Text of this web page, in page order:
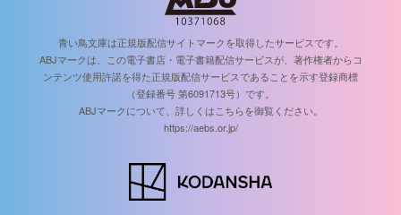
青い鳥文庫は正規版配信サイトマークを取得したサービスです。
ABJマークは、この電子書店・電子書籍配信サービスが、著作権者からコ
ンテンツ使用許諾を得た正規版配信サービスであることを示す登録商標
（登録番号 第6091713号）です。
ABJマークについて、詳しくはこちらを御覧ください。
https://aebs.or.jp/